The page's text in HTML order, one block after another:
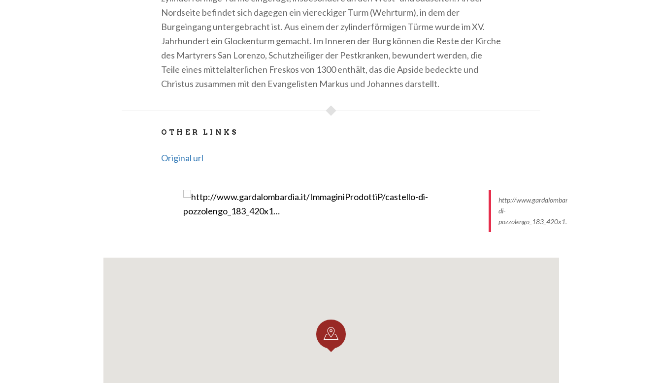
Nordseite befindet sich dagegen ein viereckiger Turm (Wehrturm), in dem der
Burgeingang untergebracht ist. Aus einem der zylinderförmigen Türme wurde im XV.
Jahrhundert ein Glockenturm gemacht. Im Inneren der Burg können die Reste der Kirche
des Martyrers San Lorenzo, Schutzheiliger der Pestkranken, bewundert werden, die
Teile eines mittelalterlichen Freskos von 1300 enthält, das die Apside bedeckte und
Christus zusammen mit den Evangelisten Markus und Johannes darstellt.
OTHER LINKS
Original url
http://www.gardalombardia.it/ImmaginiProdottiP/castello-
di-
pozzolengo_183_420x1…